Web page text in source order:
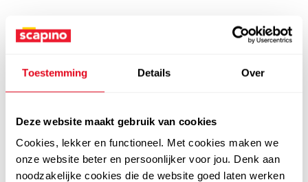
Toestemming Details Over
Deze website maakt gebruik van cookies
Cookies, lekker en functioneel. Met cookies maken we
onze website beter en persoonlijker voor jou. Denk aan
noodzakelijke cookies die de website goed laten werken